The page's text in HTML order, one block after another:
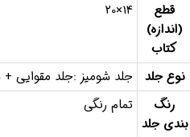
قطع
(اندازه)
کتاب
14×20
نوع جلد
جلد شومیز :جلد مقوایی
رنگ
بندی جلد
تمام رنگی